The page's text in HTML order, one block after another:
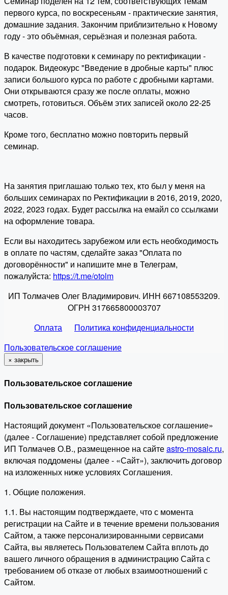
первого курса, по воскресеньям - практические занятия,
домашние задания. Закончим приблизительно к Новому
году - это объёмная, серьёзная и полезная работа.
В качестве подготовки к семинару по ректификации -
подарок. Видеокурс "Введение в дробные карты" плюс
записи большого курса по работе с дробными картами.
Они открываются сразу же после оплаты, можно
смотреть, готовиться. Объём этих записей около 22-25
часов.
Кроме того, бесплатно можно повторить первый
семинар.
На занятия приглашаю только тех, кто был у меня на
больших семинарах по Ректификации в 2016, 2019, 2020,
2022, 2023 годах. Будет рассылка на емайл со ссылками
на оформление товара.
Если вы находитесь зарубежом или есть необходимость
в оплате по частям, сделайте заказ "Оплата по
договорённости" и напишите мне в Телеграм,
пожалуйста: https://t.me/otolm
ИП Толмачев Олег Владимирович. ИНН 667108553209.
ОГРН 317665800003707
Оплата
Политика конфиденциальности
Пользовательское соглашение
× закрыть
Пользовательское соглашение
Пользовательское соглашение
Настоящий документ «Пользовательское соглашение»
(далее - Соглашение) представляет собой предложение
ИП Толмачев О.В., размещенное на сайтеastro-mosaic.ru,
включая поддомены (далее - «Сайт»), заключить договор
на изложенных ниже условиях Соглашения.
1. Общие положения.
1.1. Вы настоящим подтверждаете, что с момента
регистрации на Сайте и в течение времени пользования
Сайтом, а также персонализированными сервисами
Сайта, вы являетесь Пользователем Сайта вплоть до
вашего личного обращения в администрацию Сайта с
требованием об отказе от любых взаимоотношений с
Сайтом.